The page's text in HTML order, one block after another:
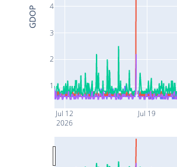
Jul 12
2026
Jul 19
1
2
3
4
GDOP